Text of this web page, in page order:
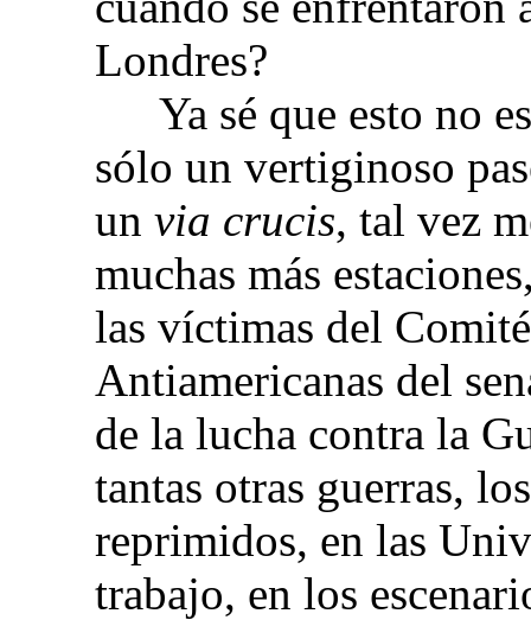
Londres?
Ya sé que esto no
sólo un vertiginoso
un via crucis, tal vez
muchas más
las víctimas del
Antiamericanas del
de la lucha contra la
tantas otras guerras,
reprimidos, en las
trabajo, en los